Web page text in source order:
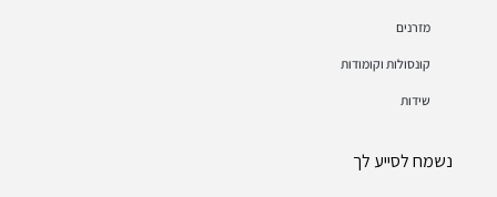
מזרנים
קונסולות וקומודות
שידות
נשמח לסייע לך